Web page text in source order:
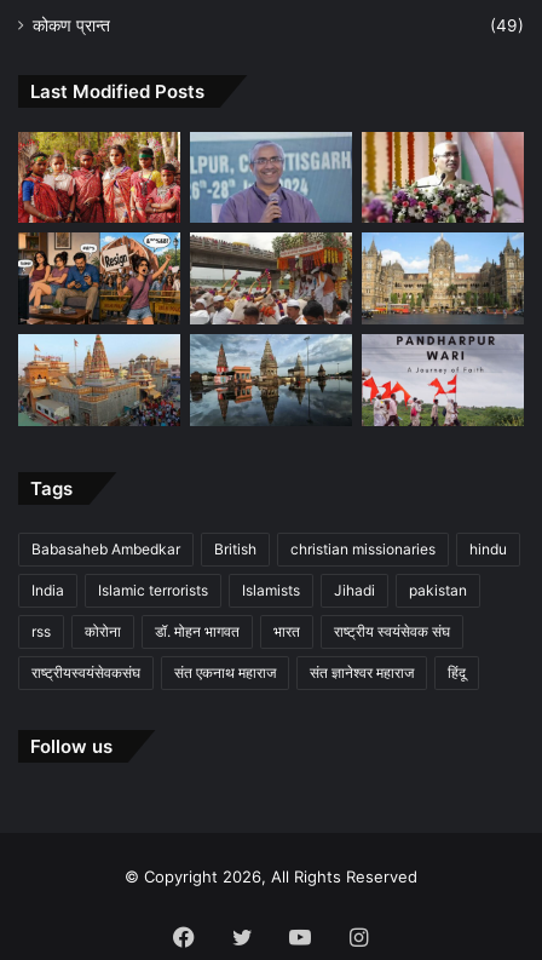
कोकण प्रान्त (49)
Last Modified Posts
Tags
Babasaheb Ambedkar British christian missionaries hindu
India Islamic terrorists Islamists Jihadi pakistan
rss कोरोना डॉ. मोहन भागवत भारत राष्ट्रीय स्वयंसेवक संघ
राष्ट्रीयस्वयंसेवकसंघ संत एकनाथ महाराज संत ज्ञानेश्वर महाराज हिंदू
Follow us
© Copyright 2026, All Rights Reserved
Facebook
TwitterYouTubeInstagram